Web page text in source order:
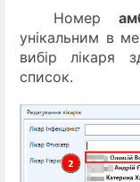
Номер
унікальним в
вибір лікаря
список.